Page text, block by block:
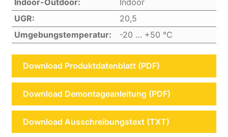
UGR:
20,5
Umgebungstemperatur:
-20 … +50 °C
Download Produktdatenblatt (PDF)
Download Demontageanleitung (PDF)
Download Ausschreibungstext (TXT)